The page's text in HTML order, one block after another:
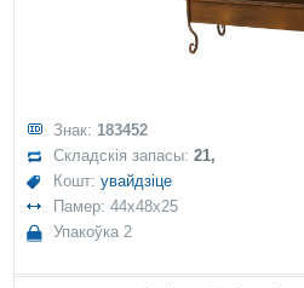
Знак: 183452
Складскія запасы:21,
Кошт:увайдзіце
Памер: 44x48x25
Упакоўка 2